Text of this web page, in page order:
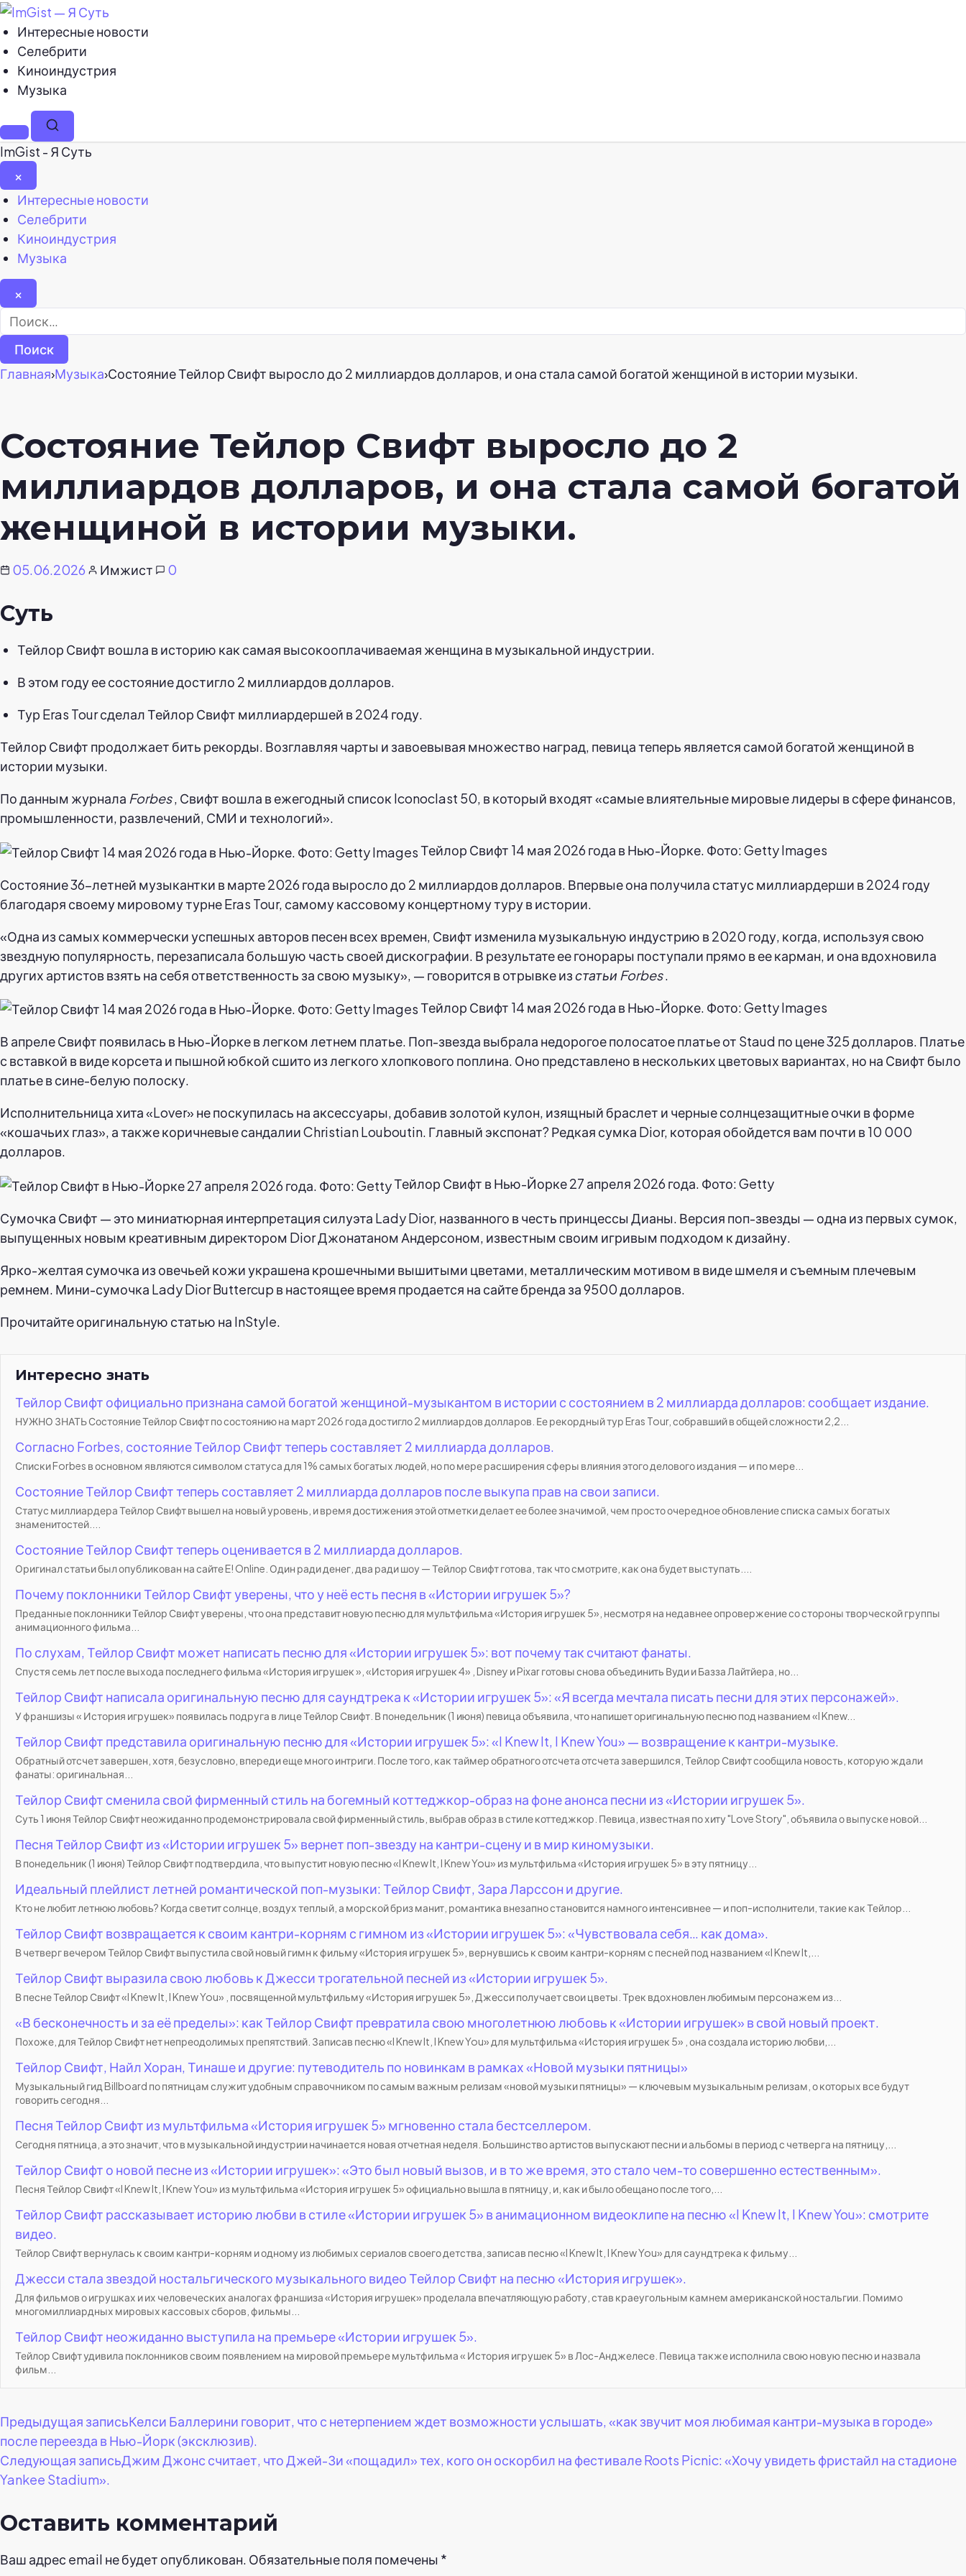
Интересные новости
Селебрити
Киноиндустрия
Музыка
МенюПоиск
ImGist - Я Суть
×
Закрыть
меню
Интересные новости
Селебрити
Киноиндустрия
Музыка
×
Найти:
Главная›Музыка›Состояние Тейлор Свифт выросло до 2 миллиардов долларов, и она стала самой богатой женщиной в истории музыки.
Состояние Тейлор Свифт выросло до 2
миллиардов долларов, и она стала самой богатой
женщиной в истории музыки.
05.06.2026 Имжист 0
Суть
Тейлор Свифт вошла в историю как самая высокооплачиваемая женщина в музыкальной индустрии.
В этом году ее состояние достигло 2 миллиардов долларов.
Тур Eras Tour сделал Тейлор Свифт миллиардершей в 2024 году.
Тейлор Свифт продолжает бить рекорды. Возглавляя чарты и завоевывая множество наград, певица теперь является самой богатой женщиной в
истории музыки.
По данным журнала Forbes, Свифт вошла в ежегодный список Iconoclast 50, в который входят «самые влиятельные мировые лидеры в сфере финансов,
промышленности, развлечений, СМИ и технологий».
Тейлор Свифт 14 мая 2026 года в Нью-Йорке. Фото: Getty Images
Состояние 36-летней музыкантки в марте 2026 года выросло до 2 миллиардов долларов. Впервые она получила статус миллиардерши в 2024 году
благодаря своему мировому турне Eras Tour, самому кассовому концертному туру в истории.
«Одна из самых коммерчески успешных авторов песен всех времен, Свифт изменила музыкальную индустрию в 2020 году, когда, используя свою
звездную популярность, перезаписала большую часть своей дискографии. В результате ее гонорары поступали прямо в ее карман, и она вдохновила
других артистов взять на себя ответственность за свою музыку», — говорится в отрывке изстатьи Forbes.
Тейлор Свифт 14 мая 2026 года в Нью-Йорке. Фото: Getty Images
В апреле Свифт появилась в Нью-Йорке в легком летнем платье. Поп-звезда выбрала недорогое полосатое платье от Staud по цене 325 долларов. Платье
с вставкой в виде корсета и пышной юбкой сшито из легкого хлопкового поплина. Оно представлено в нескольких цветовых вариантах, но на Свифт было
платье в сине-белую полоску.
Исполнительница хита «Lover» не поскупилась на аксессуары, добавив золотой кулон, изящный браслет и черные солнцезащитные очки в форме
«кошачьих глаз», а также коричневые сандалии Christian Louboutin. Главный экспонат? Редкая сумка Dior, которая обойдется вам почти в 10 000
долларов.
Тейлор Свифт в Нью-Йорке 27 апреля 2026 года. Фото: Getty
Сумочка Свифт — это миниатюрная интерпретация силуэта Lady Dior, названного в честь принцессы Дианы. Версия поп-звезды — одна из первых сумок,
выпущенных новым креативным директором Dior Джонатаном Андерсоном, известным своим игривым подходом к дизайну.
Ярко-желтая сумочка из овечьей кожи украшена крошечными вышитыми цветами, металлическим мотивом в виде шмеля и съемным плечевым
ремнем. Мини-сумочка Lady Dior Buttercup в настоящее время продается на сайте бренда за 9500 долларов.
Прочитайте оригинальную статью на InStyle.
Интересно знать
Тейлор Свифт официально признана самой богатой женщиной-музыкантом в истории с состоянием в 2 миллиарда долларов: сообщает издание.
НУЖНО ЗНАТЬ Состояние Тейлор Свифт по состоянию на март 2026 года достигло 2 миллиардов долларов. Ее рекордный тур Eras Tour, собравший в общей сложности 2,2...
Согласно Forbes, состояние Тейлор Свифт теперь составляет 2 миллиарда долларов.
Списки Forbes в основном являются символом статуса для 1% самых богатых людей, но по мере расширения сферы влияния этого делового издания — и по мере...
Состояние Тейлор Свифт теперь составляет 2 миллиарда долларов после выкупа прав на свои записи.
Статус миллиардера Тейлор Свифт вышел на новый уровень, и время достижения этой отметки делает ее более значимой, чем просто очередное обновление списка самых богатых
знаменитостей....
Состояние Тейлор Свифт теперь оценивается в 2 миллиарда долларов.
Оригинал статьи был опубликован на сайте E! Online. Один ради денег, два ради шоу — Тейлор Свифт готова, так что смотрите, как она будет выступать....
Почему поклонники Тейлор Свифт уверены, что у неё есть песня в «Истории игрушек 5»?
Преданные поклонники Тейлор Свифт уверены, что она представит новую песню для мультфильма «История игрушек 5», несмотря на недавнее опровержение со стороны творческой группы
анимационного фильма...
По слухам, Тейлор Свифт может написать песню для «Истории игрушек 5»: вот почему так считают фанаты.
Спустя семь лет после выхода последнего фильма «История игрушек », «История игрушек 4» , Disney и Pixar готовы снова объединить Вуди и Базза Лайтйера, но...
Тейлор Свифт написала оригинальную песню для саундтрека к «Истории игрушек 5»: «Я всегда мечтала писать песни для этих персонажей».
У франшизы « История игрушек» появилась подруга в лице Тейлор Свифт. В понедельник (1 июня) певица объявила, что напишет оригинальную песню под названием «I Knew...
Тейлор Свифт представила оригинальную песню для «Истории игрушек 5»: «I Knew It, I Knew You» — возвращение к кантри-музыке.
Обратный отсчет завершен, хотя, безусловно, впереди еще много интриги. После того, как таймер обратного отсчета отсчета завершился, Тейлор Свифт сообщила новость, которую ждали
фанаты: оригинальная...
Тейлор Свифт сменила свой фирменный стиль на богемный коттеджкор-образ на фоне анонса песни из «Истории игрушек 5».
Суть 1 июня Тейлор Свифт неожиданно продемонстрировала свой фирменный стиль, выбрав образ в стиле коттеджкор. Певица, известная по хиту "Love Story", объявила о выпуске новой...
Песня Тейлор Свифт из «Истории игрушек 5» вернет поп-звезду на кантри-сцену и в мир киномузыки.
В понедельник (1 июня) Тейлор Свифт подтвердила, что выпустит новую песню «I Knew It, I Knew You» из мультфильма «История игрушек 5» в эту пятницу...
Идеальный плейлист летней романтической поп-музыки: Тейлор Свифт, Зара Ларссон и другие.
Кто не любит летнюю любовь? Когда светит солнце, воздух теплый, а морской бриз манит, романтика внезапно становится намного интенсивнее — и поп-исполнители, такие как Тейлор...
Тейлор Свифт возвращается к своим кантри-корням с гимном из «Истории игрушек 5»: «Чувствовала себя… как дома».
В четверг вечером Тейлор Свифт выпустила свой новый гимн к фильму «История игрушек 5», вернувшись к своим кантри-корням с песней под названием «I Knew It,...
Тейлор Свифт выразила свою любовь к Джесси трогательной песней из «Истории игрушек 5».
В песне Тейлор Свифт «I Knew It, I Knew You» , посвященной мультфильму «История игрушек 5», Джесси получает свои цветы. Трек вдохновлен любимым персонажем из...
«В бесконечность и за её пределы»: как Тейлор Свифт превратила свою многолетнюю любовь к «Истории игрушек» в свой новый проект.
Похоже, для Тейлор Свифт нет непреодолимых препятствий. Записав песню «I Knew It, I Knew You» для мультфильма «История игрушек 5» , она создала историю любви,...
Тейлор Свифт, Найл Хоран, Тинаше и другие: путеводитель по новинкам в рамках «Новой музыки пятницы»
Музыкальный гид Billboard по пятницам служит удобным справочником по самым важным релизам «новой музыки пятницы» — ключевым музыкальным релизам, о которых все будут
говорить сегодня...
Песня Тейлор Свифт из мультфильма «История игрушек 5» мгновенно стала бестселлером.
Сегодня пятница, а это значит, что в музыкальной индустрии начинается новая отчетная неделя. Большинство артистов выпускают песни и альбомы в период с четверга на пятницу,...
Тейлор Свифт о новой песне из «Истории игрушек»: «Это был новый вызов, и в то же время, это стало чем-то совершенно естественным».
Песня Тейлор Свифт «I Knew It, I Knew You» из мультфильма «История игрушек 5» официально вышла в пятницу, и, как и было обещано после того,...
Тейлор Свифт рассказывает историю любви в стиле «Истории игрушек 5» в анимационном видеоклипе на песню «I Knew It, I Knew You»: смотрите
видео.
Тейлор Свифт вернулась к своим кантри-корням и одному из любимых сериалов своего детства, записав песню «I Knew It, I Knew You» для саундтрека к фильму...
Джесси стала звездой ностальгического музыкального видео Тейлор Свифт на песню «История игрушек».
Для фильмов о игрушках и их человеческих аналогах франшиза «История игрушек» проделала впечатляющую работу, став краеугольным камнем американской ностальгии. Помимо
многомиллиардных мировых кассовых сборов, фильмы...
Тейлор Свифт неожиданно выступила на премьере «Истории игрушек 5».
Тейлор Свифт удивила поклонников своим появлением на мировой премьере мультфильма « История игрушек 5» в Лос-Анджелесе. Певица также исполнила свою новую песню и назвала
фильм...
Навигация
по
записям
Предыдущая записьКелси Баллерини говорит, что с нетерпением ждет возможности услышать, «как звучит моя любимая кантри-музыка в городе»
после переезда в Нью-Йорк (эксклюзив).
Следующая записьДжим Джонс считает, что Джей-Зи «пощадил» тех, кого он оскорбил на фестивале Roots Picnic: «Хочу увидеть фристайл на стадионе
Yankee Stadium».
Оставить комментарий
Ваш адрес email не будет опубликован. Обязательные поля помечены *